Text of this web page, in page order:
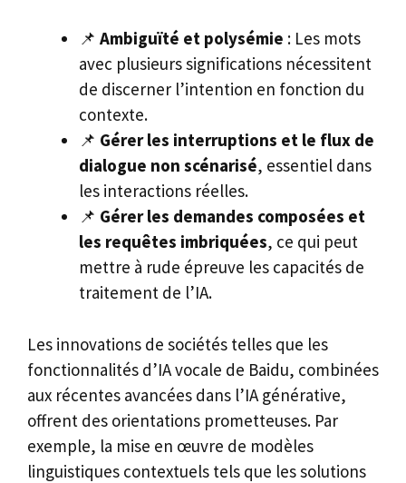
📌 Ambiguïté et polysémie : Les mots
avec plusieurs significations nécessitent
de discerner l’intention en fonction du
contexte.
📌 Gérer les interruptions et le flux de
dialogue non scénarisé, essentiel dans
les interactions réelles.
📌 Gérer les demandes composées et
les requêtes imbriquées, ce qui peut
mettre à rude épreuve les capacités de
traitement de l’IA.
Les innovations de sociétés telles que les
fonctionnalités d’IA vocale de Baidu, combinées
aux récentes avancées dans l’IA générative,
offrent des orientations prometteuses. Par
exemple, la mise en œuvre de modèles
linguistiques contextuels tels que les solutions